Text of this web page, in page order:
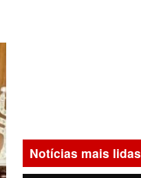
Notícias mais lidas